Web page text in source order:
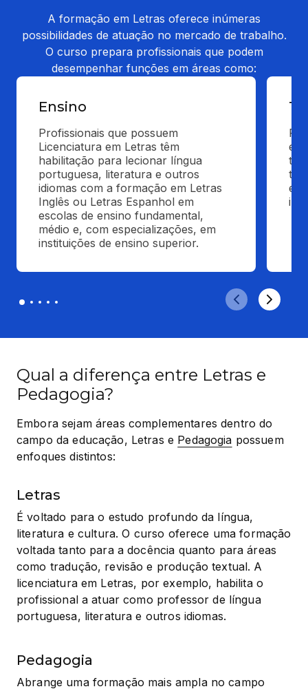
A formação em Letras oferece inúmeras
possibilidades de atuação no mercado de trabalho.
O curso prepara profissionais que podem
desempenhar funções em áreas como:
Ensino
Profissionais que possuem
Licenciatura em Letras têm
habilitação para lecionar língua
portuguesa, literatura e outros
idiomas com a formação em Letras
Inglês ou Letras Espanhol em
escolas de ensino fundamental,
médio e, com especializações, em
instituições de ensino superior.
Qual a diferença entre Letras e
Pedagogia?
Embora sejam áreas complementares dentro do
campo da educação, Letras e Pedagogia possuem
enfoques distintos:
Letras
É voltado para o estudo profundo da língua,
literatura e cultura. O curso oferece uma formação
voltada tanto para a docência quanto para áreas
como tradução, revisão e produção textual. A
licenciatura em Letras, por exemplo, habilita o
profissional a atuar como professor de língua
portuguesa, literatura e outros idiomas.
Pedagogia
Abrange uma formação mais ampla no campo